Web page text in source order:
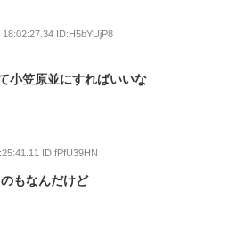
ID:H5bYUjP8
小笠原並にすればいいな
ID:fPfU39HN
もなんだけど